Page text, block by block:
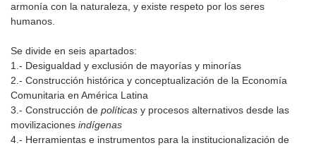
armonía con la naturaleza, y existe respeto por los seres
humanos.
Se divide en seis apartados:
1.- Desigualdad y exclusión de mayorías y minorías
2.- Construcción histórica y conceptualización de la Economía
Comunitaria en América Latina
3.- Construcción de políticas y procesos alternativos desde las
movilizaciones indígenas
4.- Herramientas e instrumentos para la institucionalización de